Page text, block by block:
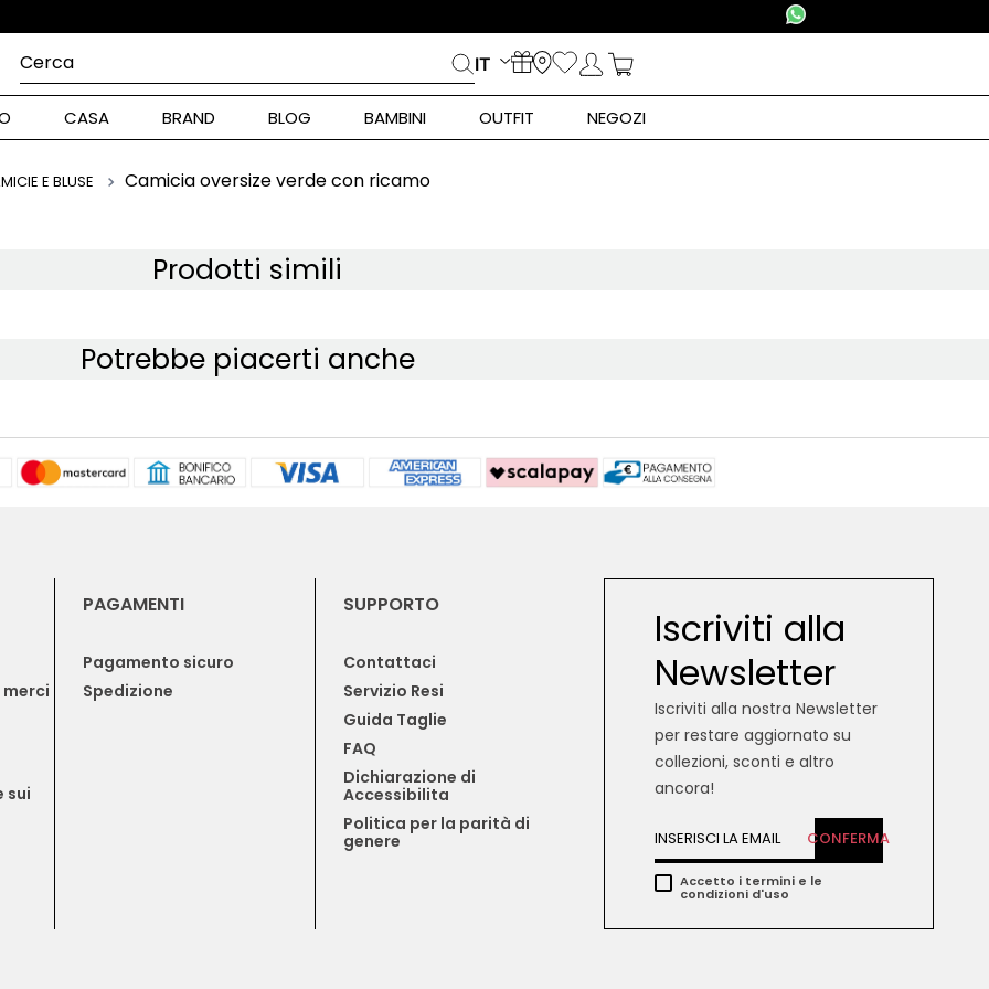
Cerca
IT
CASA BRAND BLOG BAMBINI OUTFIT NEGOZI
E BLUSE Camicia oversize verde con ricamo
Prodotti simili
Potrebbe piacerti anche
sui
PAGAMENTI
Pagamento sicuro
Spedizione
SUPPORTO
Contattaci
Servizio Resi
Guida Taglie
FAQ
Dichiarazione di
Accessibilita
Politica per la parità di
genere
Iscriviti alla
Newsletter
Iscriviti alla nostra Newsletter
per restare aggiornato su
collezioni, sconti e altro
ancora!
CONFERMA
Accetto i termini e le
condizioni d'uso
FREQUENTI
Lauren